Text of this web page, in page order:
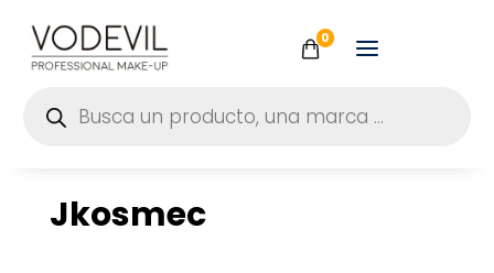
0
productos
Jkosmec